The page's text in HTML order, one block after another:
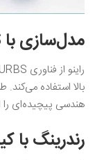
مدل‌سازی با NURBS
بالا استفاده می‌کند.
هندسی پیچیده‌ای را
رندرینگ با